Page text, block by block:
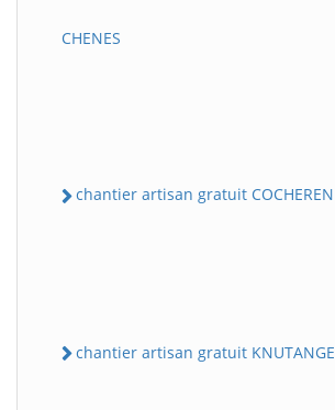
CHENES
chantier artisan gratuit COCHEREN
chantier artisan gratuit KNUTANGE